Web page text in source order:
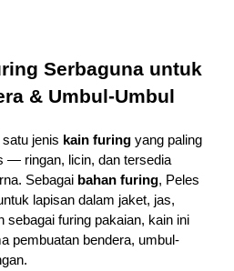
Serbaguna untuk
& Umbul-Umbul
jenis kain furing yang paling
— ringan, licin, dan tersedia
Sebagai bahan furing, Peles
lapisan dalam jaket, jas,
sebagai furing pakaian, kain ini
pembuatan bendera, umbul-